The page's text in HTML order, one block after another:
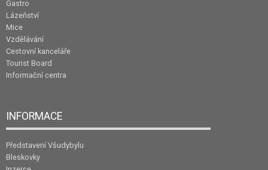
Gastro
Lázeňství
Mice
Vzdělávání
Cestovní kanceláře
Tourist Board
Informační centra
INFORMACE
Představení Všudybylu
Bleskovky